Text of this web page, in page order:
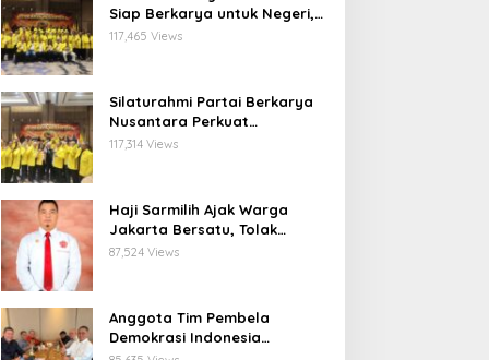
Siap Berkarya untuk Negeri,
Kawal Program Prabowo dan
117,465 Views
Silaturahmi Partai Berkarya
Nusantara Perkuat
Konsolidasi Organisasi dan
117,314 Views
Haji Sarmilih Ajak Warga
Jakarta Bersatu, Tolak
Provokasi Pasca keributan di
87,524 Views
Anggota Tim Pembela
Demokrasi Indonesia